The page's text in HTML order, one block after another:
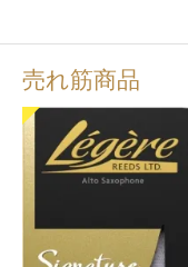
売れ筋商品